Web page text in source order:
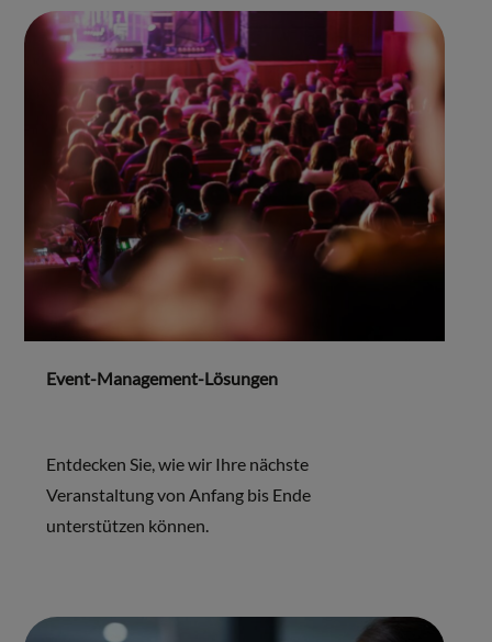
Event-Management-Lösungen
Entdecken Sie, wie wir Ihre nächste
Veranstaltung von Anfang bis Ende
unterstützen können.